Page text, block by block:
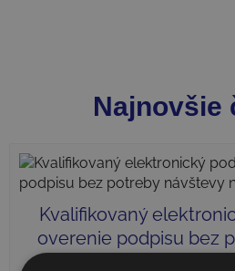
Najnovšie
Kvalifikovaný
overenie podpisu bez